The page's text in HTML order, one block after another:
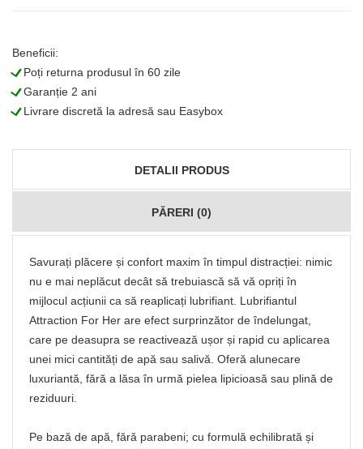
Beneficii:
LPoți returna produsul în 60 zile
LGaranție 2 ani
LLivrare discretă la adresă sau Easybox
DETALII PRODUS
PĂRERI (0)
Savurați plăcere și confort maxim în timpul distracției: nimic
nu e mai neplăcut decât să trebuiască să vă opriți în
mijlocul acțiunii ca să reaplicați lubrifiant. Lubrifiantul
Attraction For Her are efect surprinzător de îndelungat,
care pe deasupra se reactivează ușor și rapid cu aplicarea
unei mici cantități de apă sau salivă. Oferă alunecare
luxuriantă, fără a lăsa în urmă pielea lipicioasă sau plină de
reziduuri.
Pe bază de apă, fără parabeni; cu formulă echilibrată și